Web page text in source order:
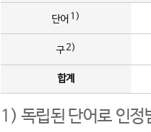
단어 1)
구2)
합계
1) 독립된 단어로 인정